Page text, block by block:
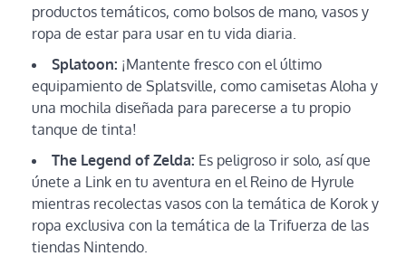
productos temáticos, como bolsos de mano, vasos y
ropa de estar para usar en tu vida diaria.
Splatoon: ¡Mantente fresco con el último
equipamiento de Splatsville, como camisetas Aloha y
una mochila diseñada para parecerse a tu propio
tanque de tinta!
The Legend of Zelda: Es peligroso ir solo, así que
únete a Link en tu aventura en el Reino de Hyrule
mientras recolectas vasos con la temática de Korok y
ropa exclusiva con la temática de la Trifuerza de las
tiendas Nintendo.